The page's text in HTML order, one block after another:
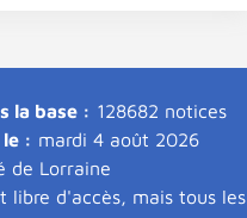
la base : 128682 notices
: mardi 4 août 2026
de Lorraine
libre d'accès, mais tous les